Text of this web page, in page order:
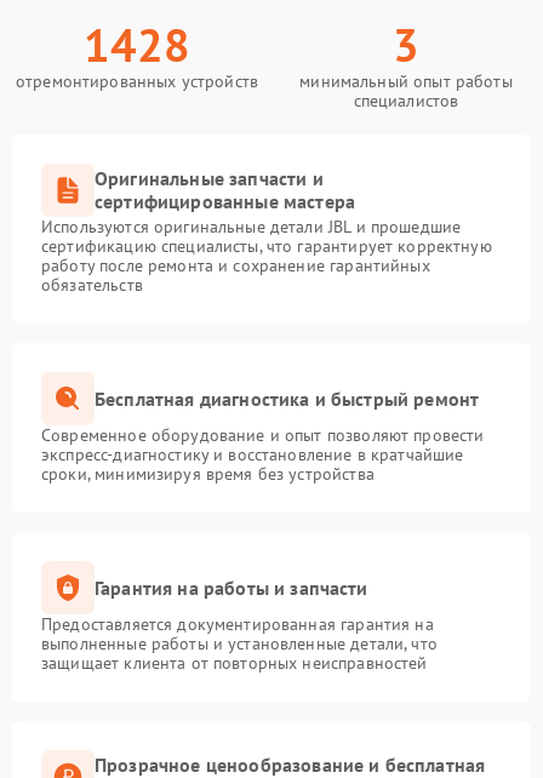
1428
отремонтированных устройств
3
минимальный опыт работы
специалистов
Оригинальные запчасти и
сертифицированные мастера
Используются оригинальные детали JBL и прошедшие
сертификацию специалисты, что гарантирует корректную
работу после ремонта и сохранение гарантийных
обязательств
Бесплатная диагностика и быстрый ремонт
Современное оборудование и опыт позволяют провести
экспресс-диагностику и восстановление в кратчайшие
сроки, минимизируя время без устройства
Гарантия на работы и запчасти
Предоставляется документированная гарантия на
выполненные работы и установленные детали, что
защищает клиента от повторных неисправностей
Прозрачное ценообразование и бесплатная